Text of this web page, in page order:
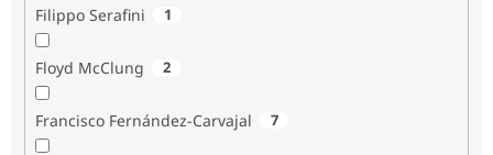
Filippo Serafini 1
Floyd McClung 2
Francisco Fernández-Carvajal 7